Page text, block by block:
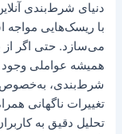
دنیای شرط‌بندی
با ریسک‌هایی مواجه
می‌سازد. حتی اگر از
همیشه عواملی وجود
شرط‌بندی، به‌خصوص
تحلیل دقیق به